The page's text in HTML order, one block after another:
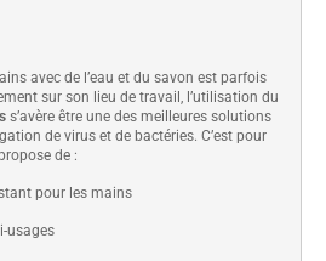
avec de l’eau et du savon est parfois
sur son lieu de travail, l’utilisation du
s’avère être une des meilleures solutions
de virus et de bactéries. C’est pour
de :
pour les mains
usages